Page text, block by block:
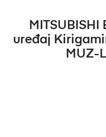
uređaj
MUZ-